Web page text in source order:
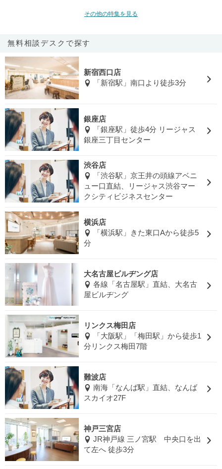
その他の特集を見る
無料相談デスクで探す
新宿西口店
「新宿駅」南口より徒歩3分
銀座店
「銀座駅」徒歩4分 リージャス
銀座三丁目センター
渋谷店
「渋谷駅」京王井の頭線アベニ
ュー口直結、リージャス渋谷マー
クシティビジネスセンター
横浜店
「横浜駅」きた東口Aから徒歩5
分
大名古屋ビルヂング店
各線「名古屋駅」直結、大名古
屋ビルヂング
リンクス梅田店
「大阪駅」「梅田駅」から徒歩1
分リンクス梅田7階
難波店
南海「なんば駅」直結、なんば
スカイオ27F
神戸三宮店
JR神戸線 三ノ宮駅 中央口を出
て左へ 徒歩3分